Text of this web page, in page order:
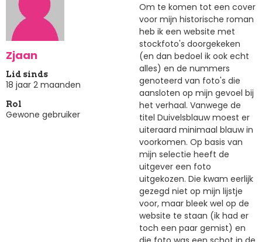
Zjaan
Lid sinds
18 jaar 2 maanden
Rol
Gewone gebruiker
Om te komen tot een cover
voor mijn historische roman
heb ik een website met
stockfoto's doorgekeken
(en dan bedoel ik ook echt
alles) en de nummers
genoteerd van foto's die
aansloten op mijn gevoel bij
het verhaal. Vanwege de
titel Duivelsblauw moest er
uiteraard minimaal blauw in
voorkomen. Op basis van
mijn selectie heeft de
uitgever een foto
uitgekozen. Die kwam eerlijk
gezegd niet op mijn lijstje
voor, maar bleek wel op de
website te staan (ik had er
toch een paar gemist) en